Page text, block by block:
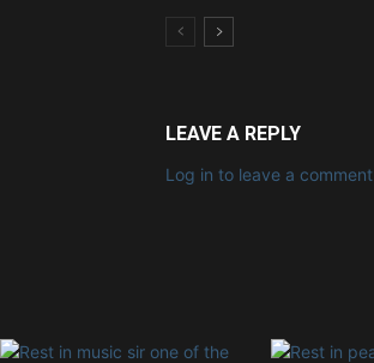
LEAVE A REPLY
Log in to leave a comment